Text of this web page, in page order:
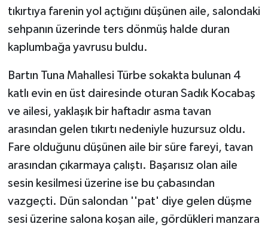
tıkırtıya farenin yol açtığını düşünen aile, salondaki
sehpanın üzerinde ters dönmüş halde duran
kaplumbağa yavrusu buldu.
Bartın Tuna Mahallesi Türbe sokakta bulunan 4
katlı evin en üst dairesinde oturan Sadık Kocabaş
ve ailesi, yaklaşık bir haftadır asma tavan
arasından gelen tıkırtı nedeniyle huzursuz oldu.
Fare olduğunu düşünen aile bir süre fareyi, tavan
arasından çıkarmaya çalıştı. Başarısız olan aile
sesin kesilmesi üzerine ise bu çabasından
vazgeçti. Dün salondan ''pat' diye gelen düşme
sesi üzerine salona koşan aile, gördükleri manzara